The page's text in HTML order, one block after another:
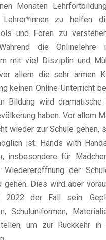
Monaten
zu helfen
und Foren zu
die Onlinelehre
mit viel Disziplin und
allem die sehr armen
keinen Online-Unterricht
Bildung wird dramatische
haben. Vor allem
wieder zur Schule gehen,
ist. Hands with
insbesondere für
Wiedereröffnung der
gehen. Dies wird aber
2022 der Fall sein.
Schuluniformen,
um zur Rückkehr